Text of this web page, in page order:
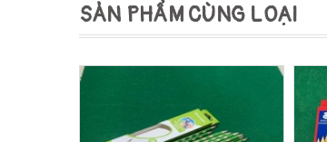
SẢN PHẨM CÙNG LOẠI